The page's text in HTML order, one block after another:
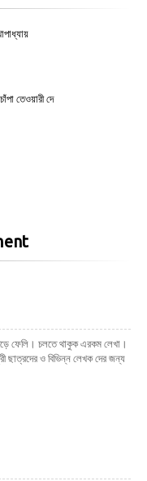
তেওয়ারী দে
ফেলি। চলতে থাকুক এরকম লেখা।
ছাত্রদের ও বিভিন্ন লেখক দের জন্য